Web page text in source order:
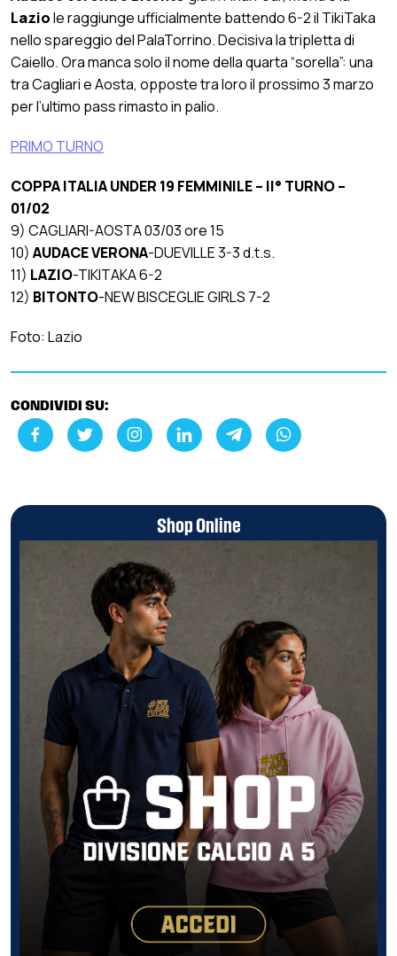
Laziole raggiunge ufficialmente battendo 6-2 il TikiTaka
nello spareggio del PalaTorrino. Decisiva la tripletta di
Caiello. Ora manca solo il nome della quarta “sorella”: una
tra Cagliari e Aosta, opposte tra loro il prossimo 3 marzo
per l’ultimo pass rimasto in palio.
PRIMO TURNO
COPPA ITALIA UNDER 19 FEMMINILE – II° TURNO –
01/02
9) CAGLIARI-AOSTA 03/03 ore 15
10) AUDACE VERONA-DUEVILLE 3-3 d.t.s.
11) LAZIO-TIKITAKA 6-2
12) BITONTO-NEW BISCEGLIE GIRLS 7-2
Foto: Lazio
CONDIVIDI SU:
Shop Online